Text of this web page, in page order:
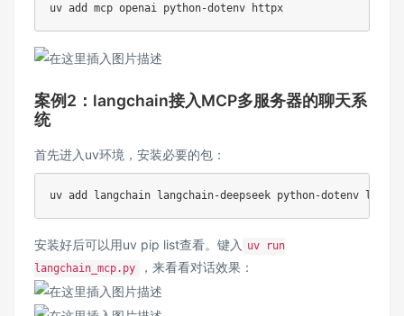
uv add mcp openai python-
案例2：langchain接入MCP多服务器的聊天系
统
首先进入uv环境，安装必要的包：
uv add
安装好后可以用uv pip list查看。键入
uv run
langchain_mcp.py
，来看看对话效果：